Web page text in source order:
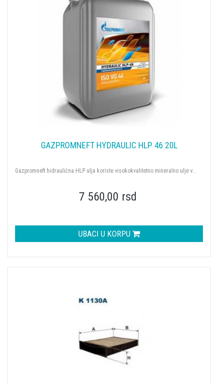
GAZPROMNEFT HYDRAULIC HLP 46 20L
Gazpromneft hidraulična HLP ulja koriste visokokvalitetno mineralno ulje v...
7 560,00 rsd
UBACI U KORPU